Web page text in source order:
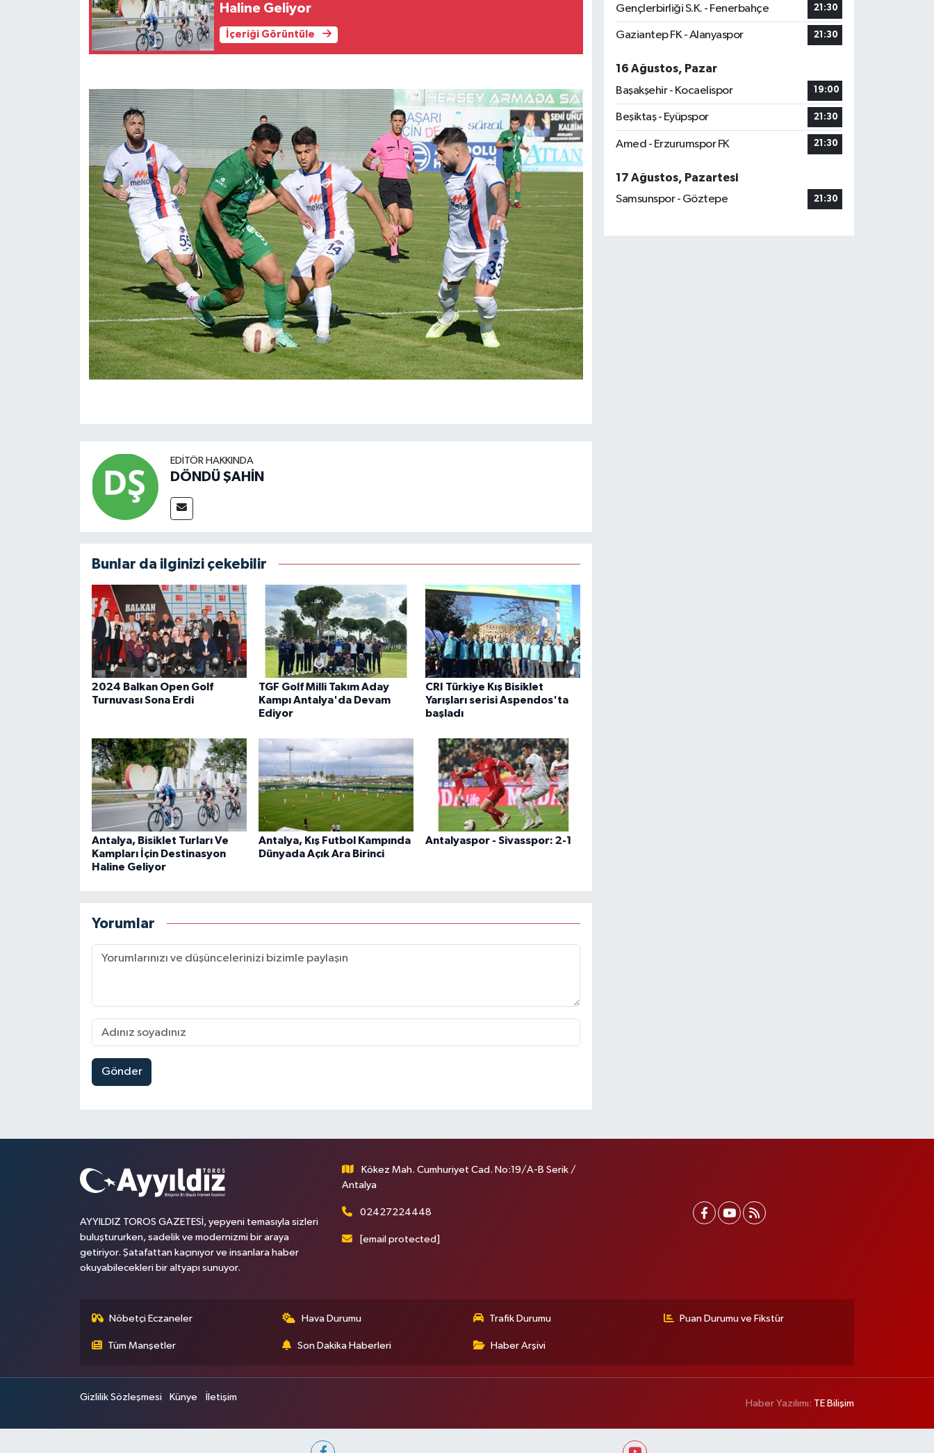
Haline Geliyor
İçeriği Görüntüle
EDITÖR HAKKINDA
DÖNDÜ ŞAHİN
Bunlar da ilginizi çekebilir
2024 Balkan Open Golf
Turnuvası Sona Erdi
TGF Golf Milli Takım Aday
Kampı Antalya'da Devam
Ediyor
CRI Türkiye Kış Bisiklet
Yarışları serisi Aspendos'ta
başladı
Antalya, Bisiklet Turları Ve
Kampları İçin Destinasyon
Haline Geliyor
Antalya, Kış Futbol Kampında
Dünyada Açık Ara Birinci
Antalyaspor - Sivasspor: 2-1
Yorumlar
Gönder
Gençlerbirliği S.K. - Fenerbahçe 21:30
Gaziantep FK - Alanyaspor 21:30
16 Ağustos, Pazar
Başakşehir - Kocaelispor
19:00
Beşiktaş - Eyüpspor 21:30
Amed - Erzurumspor FK 21:30
17 Ağustos, Pazartesi
Samsunspor - Göztepe
21:30
AYYILDIZ TOROS GAZETESİ, yepyeni temasıyla sizleri
buluştururken, sadelik ve modernizmi bir araya
getiriyor. Şatafattan kaçınıyor ve insanlara haber
okuyabilecekleri bir altyapı sunuyor.
Kökez Mah. Cumhuriyet Cad. No:19/A-B Serik /
Antalya
02427224448
[email protected]
Nöbetçi Eczaneler Hava Durumu Trafik Durumu Puan Durumu ve Fikstür
Tüm Manşetler Son Dakika Haberleri Haber Arşivi
Gizlilik Sözleşmesi Künye İletişim
Haber Yazılımı: TE Bilişim